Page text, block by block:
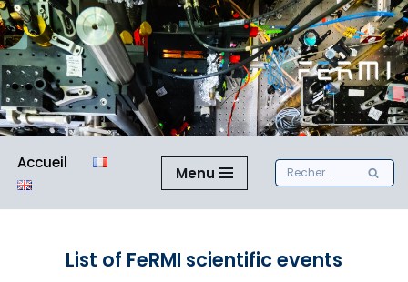
Aller
au
contenu
Accueil
Menu
List of FeRMI scientific events